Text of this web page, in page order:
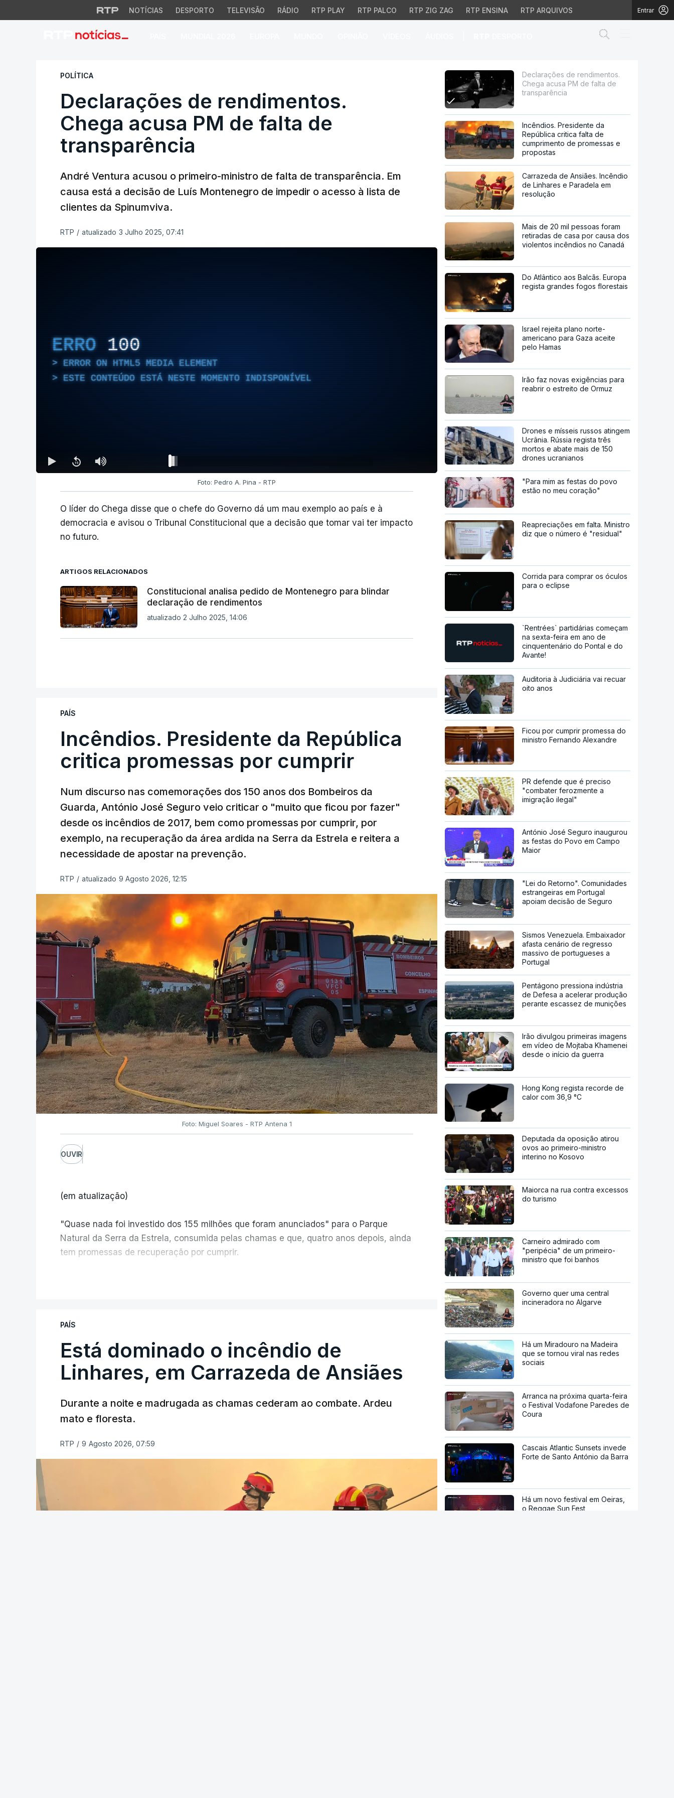
NOTÍCIAS DESPORTO TELEVISÃO RÁDIO RTP PLAY RTP PALCO RTP ZIG ZAG RTP ENSINA RTP ARQUIVOS Entrar
Declarações de rendimentos. Chega acusa PM de falta de
POLÍTICA
Declarações de rendimentos.
Chega acusa PM de falta de
transparência
André Ventura acusou o primeiro-ministro de falta de transparência. Em
causa está a decisão de Luís Montenegro de impedir o acesso à lista de
clientes da Spinumviva.
RTP / atualizado 3 Julho 2025, 07:41
ERRO 100
ERROR ON HTML5 MEDIA ELEMENT
ESTE CONTEÚDO ESTÁ NESTE MOMENTO INDISPONÍVEL
Foto: Pedro A. Pina - RTP
O líder do Chega disse que o chefe do Governo dá um mau exemplo ao país e à
democracia e avisou o Tribunal Constitucional que a decisão que tomar vai ter impacto
no futuro.
ARTIGOS RELACIONADOS
Constitucional analisa pedido de Montenegro para blindar
declaração de rendimentos
atualizado 2 Julho 2025, 14:06
PAÍS
Incêndios. Presidente da República
critica promessas por cumprir
Num discurso nas comemorações dos 150 anos dos Bombeiros da
Guarda, António José Seguro veio criticar o "muito que ficou por fazer"
desde os incêndios de 2017, bem como promessas por cumprir, por
exemplo, na recuperação da área ardida na Serra da Estrela e reitera a
necessidade de apostar na prevenção.
RTP / atualizado 9 Agosto 2026, 12:15
Foto: Miguel Soares - RTP Antena 1
OUVIR
(em atualização)
"Quase nada foi investido dos 155 milhões que foram anunciados" para o Parque
Natural da Serra da Estrela, consumida pelas chamas e que, quatro anos depois, ainda
tem promessas de recuperação por cumprir.
ERRO 100
ERROR ON HTML5 MEDIA ELEMENT
PAÍS
Está dominado o incêndio de
Linhares, em Carrazeda de Ansiães
Durante a noite e madrugada as chamas cederam ao combate. Ardeu
mato e floresta.
RTP / 9 Agosto 2026, 07:59
Declarações de rendimentos.
Chega acusa PM de falta de
transparência
Incêndios. Presidente da
República critica falta de
cumprimento de promessas e
propostas
Carrazeda de Ansiães. Incêndio
de Linhares e Paradela em
resolução
Mais de 20 mil pessoas foram
retiradas de casa por causa dos
violentos incêndios no Canadá
Do Atlântico aos Balcãs. Europa
regista grandes fogos florestais
Israel rejeita plano norte-
americano para Gaza aceite
pelo Hamas
Irão faz novas exigências para
reabrir o estreito de Ormuz
Drones e mísseis russos atingem
Ucrânia. Rússia regista três
mortos e abate mais de 150
drones ucranianos
"Para mim as festas do povo
estão no meu coração"
Reapreciações em falta. Ministro
diz que o número é "residual"
Corrida para comprar os óculos
para o eclipse
`Rentrées` partidárias começam
na sexta-feira em ano de
cinquentenário do Pontal e do
Avante!
Auditoria à Judiciária vai recuar
oito anos
Ficou por cumprir promessa do
ministro Fernando Alexandre
PR defende que é preciso
"combater ferozmente a
imigração ilegal"
António José Seguro inaugurou
as festas do Povo em Campo
Maior
"Lei do Retorno". Comunidades
estrangeiras em Portugal
apoiam decisão de Seguro
Sismos Venezuela. Embaixador
afasta cenário de regresso
massivo de portugueses a
Portugal
Pentágono pressiona indústria
de Defesa a acelerar produção
perante escassez de munições
Irão divulgou primeiras imagens
em vídeo de Mojtaba Khamenei
desde o início da guerra
Hong Kong regista recorde de
calor com 36,9 °C
Deputada da oposição atirou
ovos ao primeiro-ministro
interino no Kosovo
Maiorca na rua contra excessos
do turismo
Carneiro admirado com
"peripécia" de um primeiro-
ministro que foi banhos
Governo quer uma central
incineradora no Algarve
Há um Miradouro na Madeira
que se tornou viral nas redes
sociais
Arranca na próxima quarta-feira
o Festival Vodafone Paredes de
Coura
Cascais Atlantic Sunsets invede
Forte de Santo António da Barra
Há um novo festival em Oeiras,
o Reggae Sun Fest